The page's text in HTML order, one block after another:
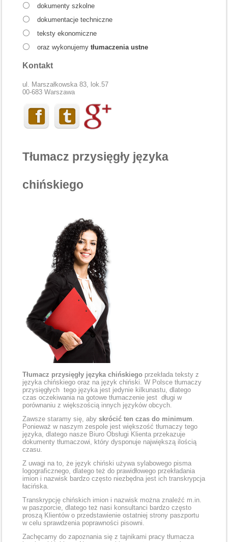
dokumenty szkolne
dokumentacje techniczne
teksty ekonomiczne
oraz wykonujemytłumaczenia ustne
Kontakt
ul. Marszałkowska 83, lok.57
00-683 Warszawa
Tłumacz przysięgły języka
chińskiego
Tłumacz przysięgły języka chińskiego przekłada teksty z
języka chińskiego oraz na język chiński. W Polsce tłumaczy
przysięgłych tego języka jest jedynie kilkunastu, dlatego
czas oczekiwania na gotowe tłumaczenie jest długi w
porównaniu z większością innych języków obcych.
Zawsze staramy się, abyskrócić ten czas do minimum.
Ponieważ w naszym zespole jest większość tłumaczy tego
języka, dlatego nasze Biuro Obsługi Klienta przekazuje
dokumenty tłumaczowi, który dysponuje największą ilością
czasu.
Z uwagi na to, że język chiński używa sylabowego pisma
logograficznego, dlatego też do prawidłowego przekładania
imion i nazwisk bardzo często niezbędna jest ich transkrypcja
łacińska.
Transkrypcję chińskich imion i nazwisk można znaleźć m.in.
w paszporcie, dlatego też nasi konsultanci bardzo często
proszą Klientów o przedstawienie ostatniej strony paszportu
w celu sprawdzenia poprawności pisowni.
Zachęcamy do zapoznania się z tajnikami pracy tłumacza